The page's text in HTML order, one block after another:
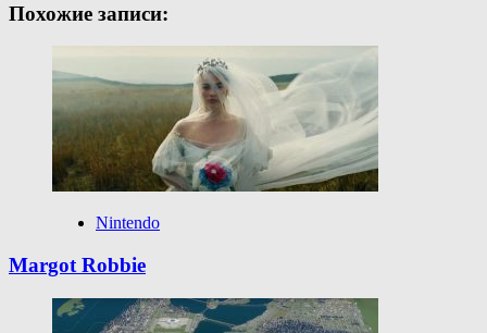
Похожие записи:
Nintendo
Margot Robbie